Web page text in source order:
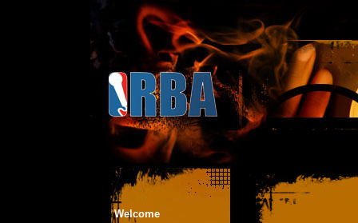
Welcome